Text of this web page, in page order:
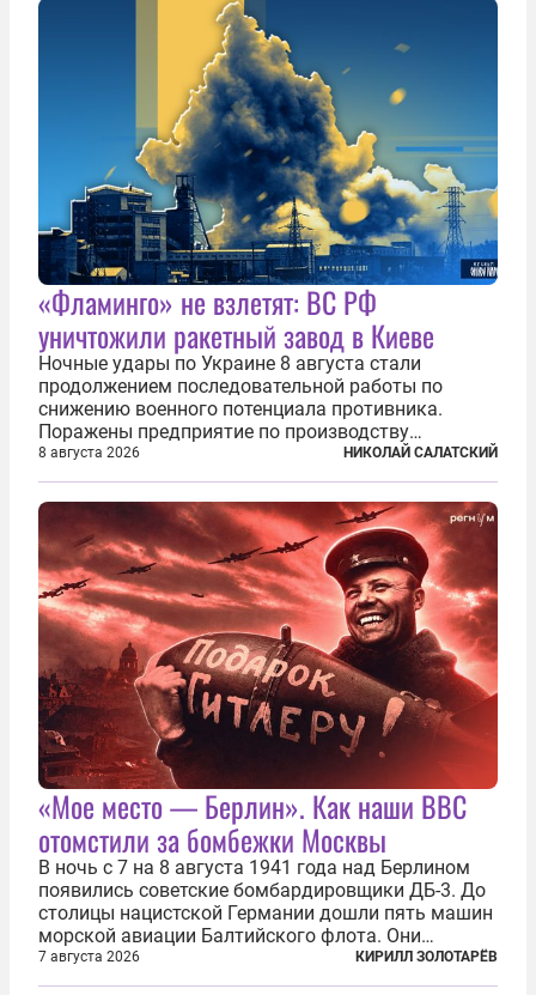
«Фламинго» не взлетят: ВС РФ
уничтожили ракетный завод в Киеве
Ночные удары по Украине 8 августа стали
продолжением последовательной работы по
снижению военного потенциала противника.
Поражены предприятие по производству
крылатых ракет, крупный склад топлива и два
сухогруза с военными грузами. Дополнительно
нанесены удары по объектам в ряде городов. В
Киеве...
8 августа 2026 НИКОЛАЙ САЛАТСКИЙ
«Мое место — Берлин». Как наши ВВС
отомстили за бомбежки Москвы
В ночь с 7 на 8 августа 1941 года над Берлином
появились советские бомбардировщики ДБ-3. До
столицы нацистской Германии дошли пять машин
морской авиации Балтийского флота. Они
сбросили бомбы на город, который в тот момент
жил в полной уверенности, что война идет где-то
7 августа 2026 КИРИЛЛ ЗОЛОТАРЁВ